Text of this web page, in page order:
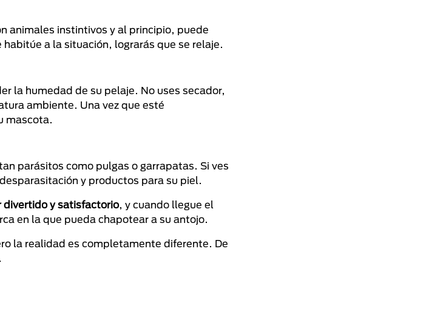
animales instintivos y al principio, puede
a la situación, lograrás que se relaje.
la humedad de su pelaje. No uses secador,
ambiente. Una vez que esté
mascota.
parásitos como pulgas o garrapatas. Si ves
y productos para su piel.
divertido y satisfactorio, y cuando llegue el
en la que pueda chapotear a su antojo.
la realidad es completamente diferente. De